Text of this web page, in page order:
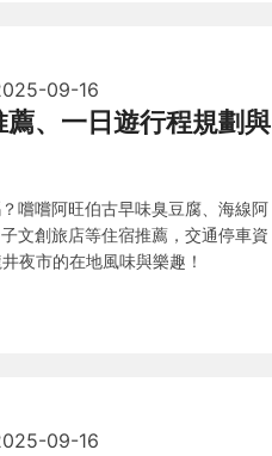
09-16
、一日遊行程規劃與
嚐嚐阿旺伯古早味臭豆腐、海線阿
文創旅店等住宿推薦，交通停車資
夜市的在地風味與樂趣！
09-16